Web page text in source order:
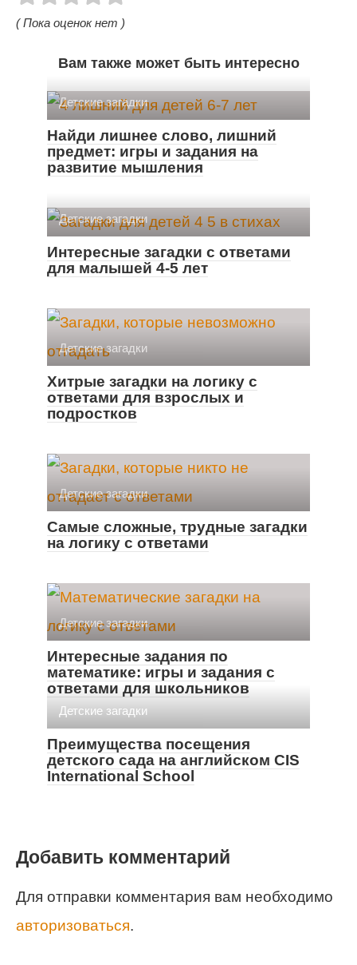
( Пока оценок нет )
Вам также может быть интересно
Детские загадки
Найди лишнее слово, лишний
предмет: игры и задания на
развитие мышления
Детские загадки
Интересные загадки с ответами
для малышей 4-5 лет
Детские загадки
Хитрые загадки на логику с
ответами для взрослых и
подростков
Детские загадки
Самые сложные, трудные загадки
на логику с ответами
Детские загадки
Интересные задания по
математике: игры и задания с
ответами для школьников
Детские загадки
Преимущества посещения
детского сада на английском CIS
International School
Добавить комментарий
Для отправки комментария вам необходимо
авторизоваться.